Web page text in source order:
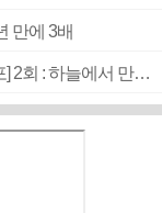
만에 3배
[2026 부산청소년극지체험탐험대 현장르포] 2회 : 하늘에서 만난 얼음의 나라